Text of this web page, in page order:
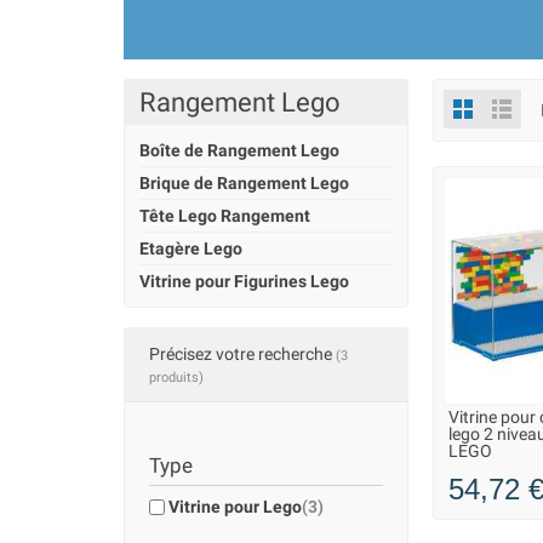
Nos modèles devitrine pour figurines
soignée. Les compartiments intégrés
Protégez vos collections et vos
Fabriquées dans des matériaux
Associez-les à nos
Rangement Lego
Boîte de Rangement Lego
Brique de Rangement Lego
Tête Lego Rangement
Etagère Lego
Vitrine pour Figurines Lego
Précisez votre recherche (3
produits)
Type
Vitrine pour Lego(3)
EN STOCK
VOUS
Vitrine pour
lego 2
LEGO
54,72 €